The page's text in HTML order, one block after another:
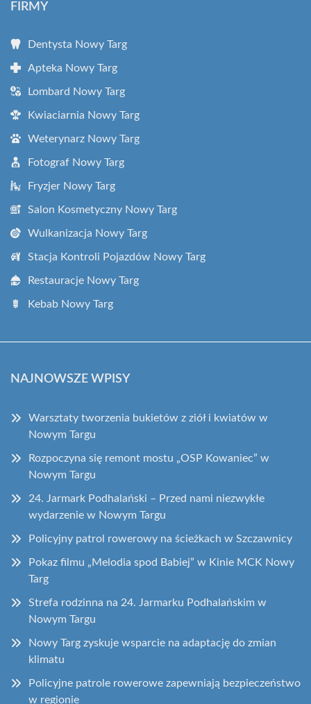
FIRMY
Dentysta Nowy Targ
Apteka Nowy Targ
Lombard Nowy Targ
Kwiaciarnia Nowy Targ
Weterynarz Nowy Targ
Fotograf Nowy Targ
Fryzjer Nowy Targ
Salon Kosmetyczny Nowy Targ
Wulkanizacja Nowy Targ
Stacja Kontroli Pojazdów Nowy Targ
Restauracje Nowy Targ
Kebab Nowy Targ
NAJNOWSZE WPISY
Warsztaty tworzenia bukietów z ziół i kwiatów w
Nowym Targu
Rozpoczyna się remont mostu „OSP Kowaniec” w
Nowym Targu
24. Jarmark Podhalański – Przed nami niezwykłe
wydarzenie w Nowym Targu
Policyjny patrol rowerowy na ścieżkach w Szczawnicy
Pokaz filmu „Melodia spod Babiej” w Kinie MCK Nowy
Targ
Strefa rodzinna na 24. Jarmarku Podhalańskim w
Nowym Targu
Nowy Targ zyskuje wsparcie na adaptację do zmian
klimatu
Policyjne patrole rowerowe zapewniają bezpieczeństwo
w regionie